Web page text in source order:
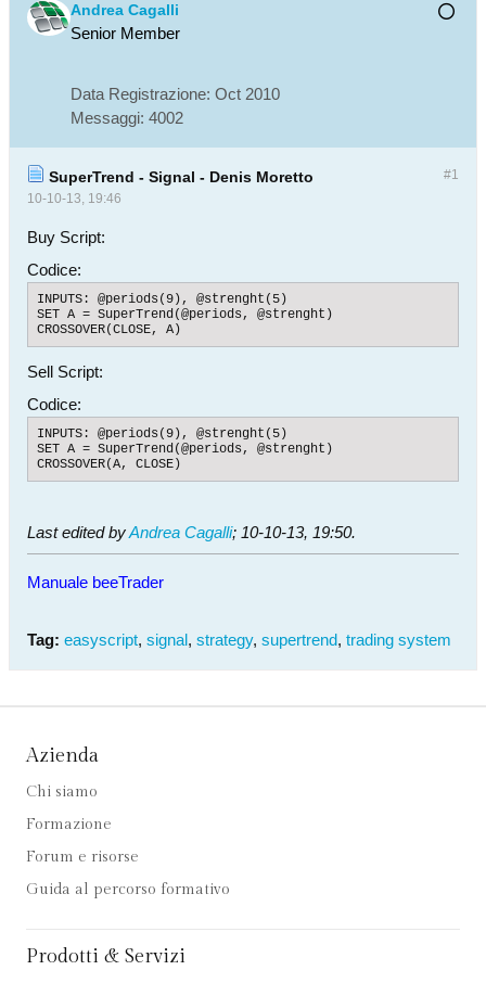
Andrea Cagalli
Senior Member
Data Registrazione: Oct 2010
Messaggi: 4002
#1
SuperTrend - Signal - Denis Moretto
10-10-13, 19:46
Buy Script:
Codice:
INPUTS: @periods(9), @strenght(5)
SET A = SuperTrend(@periods, @strenght)
CROSSOVER(CLOSE, A)
Sell Script:
Codice:
INPUTS: @periods(9), @strenght(5)
SET A = SuperTrend(@periods, @strenght)
CROSSOVER(A, CLOSE)
Last edited byAndrea Cagalli; 10-10-13, 19:50.
Manuale beeTrader
Tag: easyscript, signal, strategy, supertrend, trading system
Azienda
Chi siamo
Formazione
Forum e risorse
Guida al percorso formativo
Prodotti & Servizi